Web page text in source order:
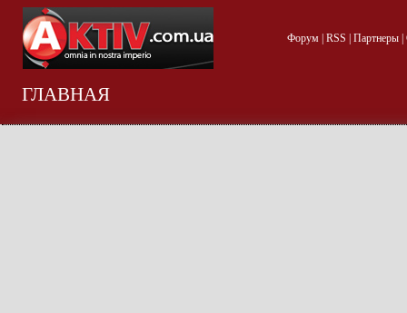
Форум| RSS Партнеры|
ГЛАВНАЯ